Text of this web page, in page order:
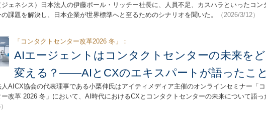
ェネシス）日本法人の伊藤ポール・リッチー社長に、人員不足、カスハラといったコン
の課題を解決し、日本企業が世界標準へと至るためのシナリオを聞いた。
（2026/3/12）
「コンタクトセンター改革2026 冬」：
AIエージェントはコンタクトセンターの未来をど
変える？――AIとCXのエキスパートが語ったこと
AICX協会の代表理事である小栗伸氏はアイティメディア主催のオンラインセミナー「コ
改革 2026 冬」において、AI時代におけるCXとコンタクトセンターの未来について語っ